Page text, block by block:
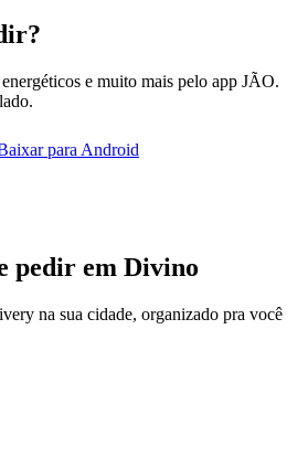
e muito mais pelo app JÃO.
para Android
pedir em Divino
na sua cidade, organizado pra você